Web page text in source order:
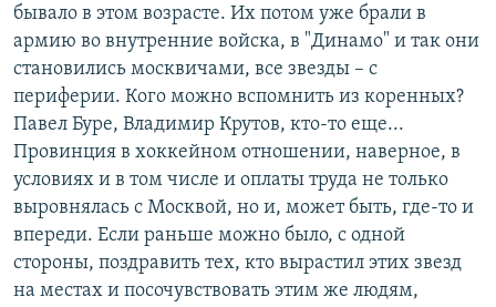
бывало в этом возрасте. Их потом уже брали в
армию во внутренние войска, в "Динамо" и так они
становились москвичами, все звезды – с
периферии. Кого можно вспомнить из коренных?
Павел Буре, Владимир Крутов, кто-то еще...
Провинция в хоккейном отношении, наверное, в
условиях и в том числе и оплаты труда не только
выровнялась с Москвой, но и, может быть, где-то и
впереди. Если раньше можно было, с одной
стороны, поздравить тех, кто вырастил этих звезд
на местах и посочувствовать этим же людям,